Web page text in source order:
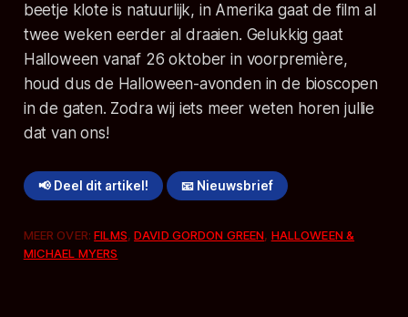
beetje klote is natuurlijk, in Amerika gaat de film al
twee weken eerder al draaien. Gelukkig gaat
Halloween vanaf 26 oktober in voorpremière,
houd dus de Halloween-avonden in de bioscopen
in de gaten. Zodra wij iets meer weten horen jullie
dat van ons!
📢 Deel dit artikel! 📧 Nieuwsbrief
MEER OVER:FILMS,DAVID GORDON GREEN, HALLOWEEN &
MICHAEL MYERS